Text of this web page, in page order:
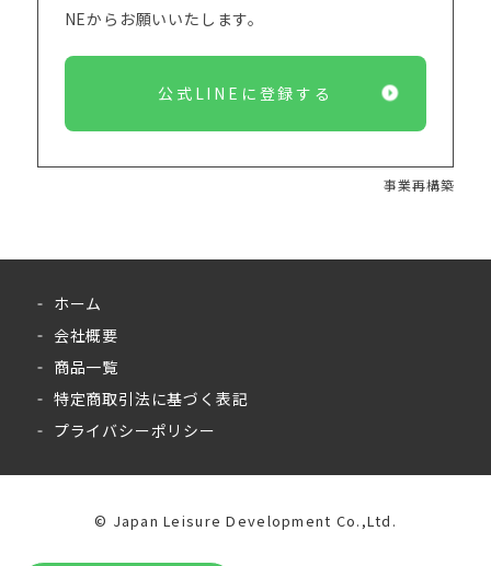
NEからお願いいたします。
公式LINEに登録する
事業再構築
ホーム
会社概要
商品一覧
特定商取引法に基づく表記
プライバシーポリシー
©︎ Japan Leisure Development Co.,Ltd.